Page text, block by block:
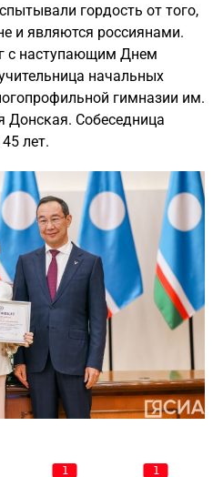
гордость от того,
и являются россиянами.
с наступающим Днем
начальных
гимназии им.
Донская. Собеседница
лет.
1 1